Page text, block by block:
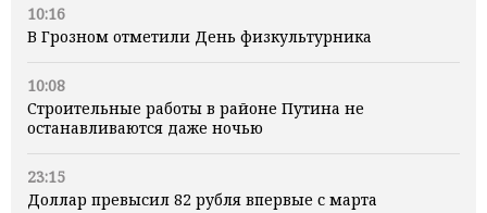
10:16
В Грозном отметили День физкультурника
10:08
Строительные работы в районе Путина не
останавливаются даже ночью
23:15
Доллар превысил 82 рубля впервые с марта